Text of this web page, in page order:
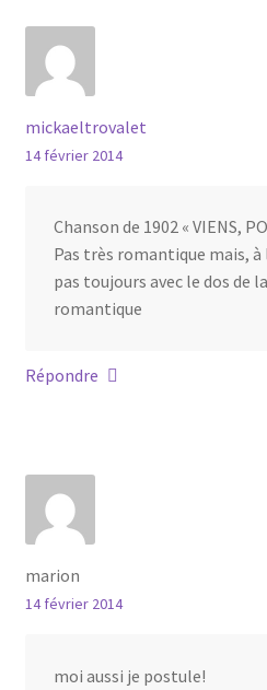
mickaeltrovalet
14 février 2014
Chanson de 1902 « VIENS,
Pas très romantique mais, à
pas toujours avec le dos de
romantique
Répondre
marion
14 février 2014
moi aussi je postule!